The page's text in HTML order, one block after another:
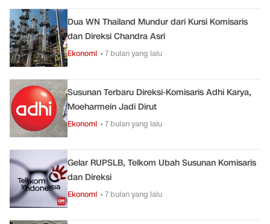
Dua WN Thailand Mundur dari Kursi Komisaris
dan Direksi Chandra Asri
Ekonomi • 7 bulan yang lalu
Susunan Terbaru Direksi-Komisaris Adhi Karya,
Moeharmein Jadi Dirut
Ekonomi • 7 bulan yang lalu
Gelar RUPSLB, Telkom Ubah Susunan Komisaris
dan Direksi
Ekonomi • 7 bulan yang lalu